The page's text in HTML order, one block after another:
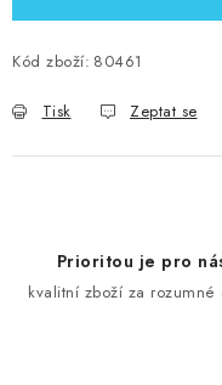
Kód zboží: 80461
Tisk Zeptat se
Prioritou je pro
kvalitní zboží za rozumné